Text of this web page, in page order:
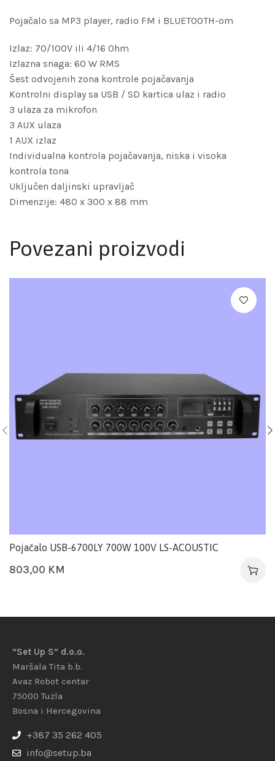
Pojačalo sa MP3 player, radio FM i BLUETOOTH-om
Izlaz: 70/100V ili 4/16 Ohm
Izlazna snaga: 60 W RMS
Šest odvojenih zona kontrole pojačavanja
Kontrolni display sa USB / SD kartica ulaz i radio
3 ulaza za mikrofon
3 AUX ulaza
1 AUX izlaz
Individualna kontrola pojačavanja, niska i visoka
kontrola tona
Uključen daljinski upravljač
Dimenzije: 480 x 300 x 88 mm
Povezani proizvodi
Pojačalo USB-6700LY 700W 100V LS-ACOUSTIC
803,00 KM
“Set Up S” d.o.o.
Maršala Tita b.b.
Avaz Robot centar
75000 Tuzla
Bosna i Hercegovina
+387 35 262 405
info@setup.ba